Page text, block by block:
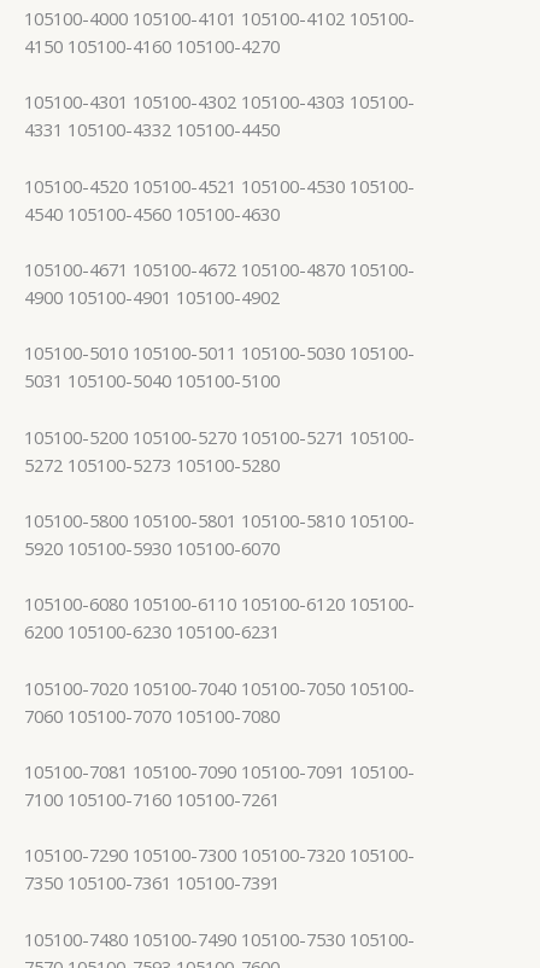
105100-4000 105100-4101 105100-4102 105100-
4150 105100-4160 105100-4270
105100-4301 105100-4302 105100-4303 105100-
4331 105100-4332 105100-4450
105100-4520 105100-4521 105100-4530 105100-
4540 105100-4560 105100-4630
105100-4671 105100-4672 105100-4870 105100-
4900 105100-4901 105100-4902
105100-5010 105100-5011 105100-5030 105100-
5031 105100-5040 105100-5100
105100-5200 105100-5270 105100-5271 105100-
5272 105100-5273 105100-5280
105100-5800 105100-5801 105100-5810 105100-
5920 105100-5930 105100-6070
105100-6080 105100-6110 105100-6120 105100-
6200 105100-6230 105100-6231
105100-7020 105100-7040 105100-7050 105100-
7060 105100-7070 105100-7080
105100-7081 105100-7090 105100-7091 105100-
7100 105100-7160 105100-7261
105100-7290 105100-7300 105100-7320 105100-
7350 105100-7361 105100-7391
105100-7480 105100-7490 105100-7530 105100-